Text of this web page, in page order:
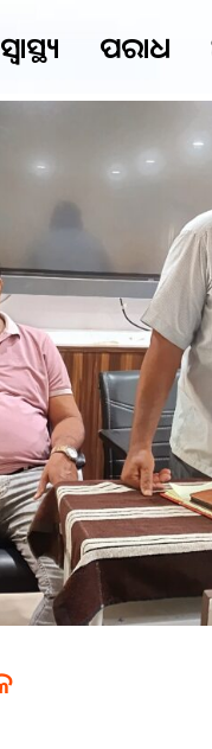
ସ୍ୱାସ୍ଥ୍ୟ ଅପରାଧ